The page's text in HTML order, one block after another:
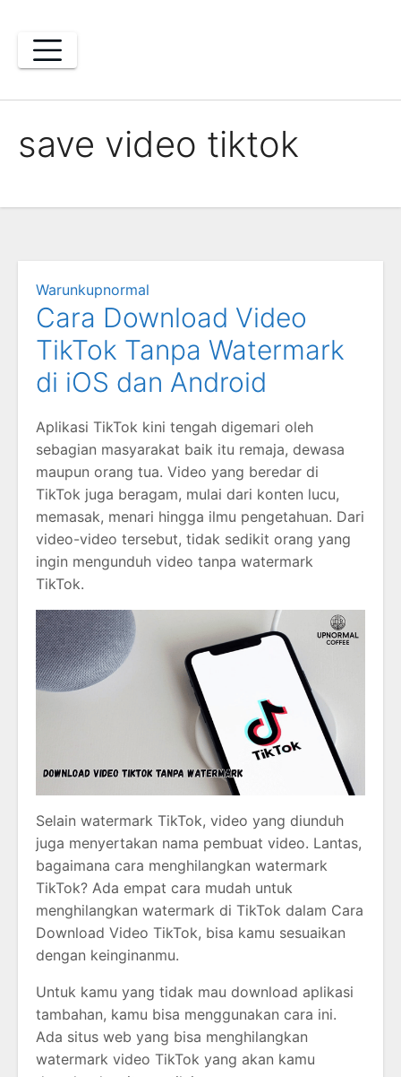
content
save video tiktok
Warunkupnormal
Cara Download Video
TikTok Tanpa Watermark
di iOS dan Android
Aplikasi TikTok kini tengah digemari oleh
sebagian masyarakat baik itu remaja, dewasa
maupun orang tua. Video yang beredar di
TikTok juga beragam, mulai dari konten lucu,
memasak, menari hingga ilmu pengetahuan. Dari
video-video tersebut, tidak sedikit orang yang
ingin mengunduh video tanpa watermark
TikTok.
Selain watermark TikTok, video yang diunduh
juga menyertakan nama pembuat video. Lantas,
bagaimana cara menghilangkan watermark
TikTok? Ada empat cara mudah untuk
menghilangkan watermark di TikTok dalam Cara
Download Video TikTok, bisa kamu sesuaikan
dengan keinginanmu.
Untuk kamu yang tidak mau download aplikasi
tambahan, kamu bisa menggunakan cara ini.
Ada situs web yang bisa menghilangkan
watermark video TikTok yang akan kamu